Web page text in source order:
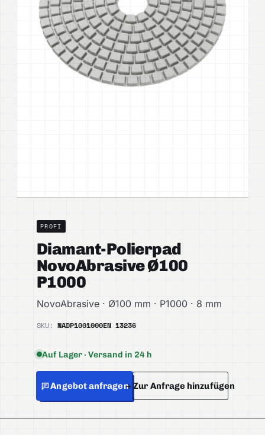
PROFI
Diamant-Polierpad
NovoAbrasive Ø100
P1000
NovoAbrasive · Ø100 mm · P1000 · 8 mm
SKU: NADP1001000EN 13236
Auf Lager · Versand in 24 h
Angebot anfragen+ Zur Anfrage hinzufügen